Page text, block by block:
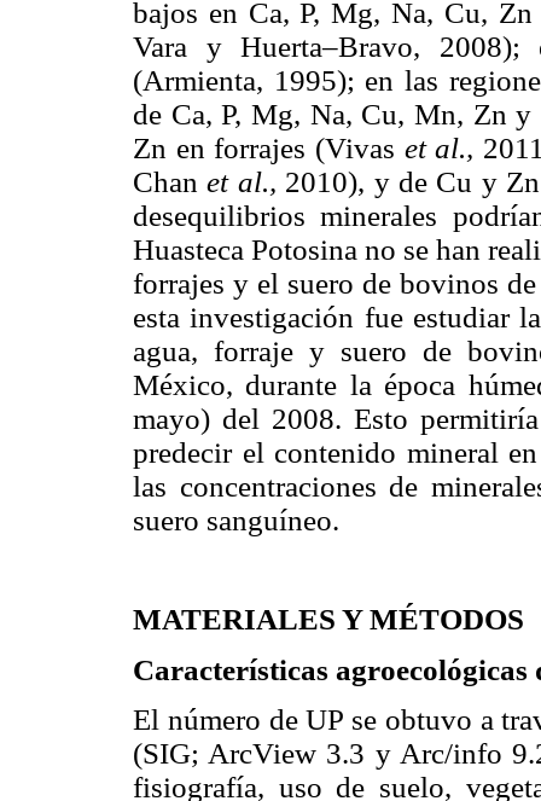
bajos en Ca, P, Mg, Na, Cu,
Vara y Huerta–Bravo,
(Armienta, 1995); en las
de Ca, P, Mg, Na, Cu, Mn, Zn
Zn en forrajes (Vivas et al.,
Chanet al., 2010), y de Cu y
desequilibrios minerales
Huasteca Potosina no se han
forrajes y el suero de bovinos
esta investigación fue estudiar
agua, forraje y suero de
México, durante la época
mayo) del 2008. Esto
predecir el contenido mineral
las concentraciones de
suero sanguíneo.
MATERIALES Y MÉTODOS
Características
El número de UP se obtuvo a
(SIG; ArcView 3.3 y Arc/info
fisiografía, uso de suelo,